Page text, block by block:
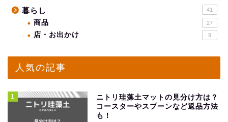
暮らし 41
商品 27
店・お出かけ 9
人気の記事
1
ニトリ珪藻土マットの見分け方は？
コースターやスプーンなど返品方法
も！